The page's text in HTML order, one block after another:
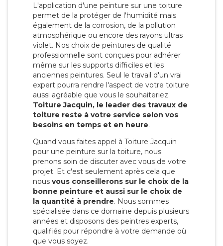
L'application d'une peinture sur une toiture
permet de la protéger de l'humidité mais
également de la corrosion, de la pollution
atmosphérique ou encore des rayons ultras
violet. Nos choix de peintures de qualité
professionnelle sont conçues pour adhérer
même sur les supports difficiles et les
anciennes peintures. Seul le travail d'un vrai
expert pourra rendre l'aspect de votre toiture
aussi agréable que vous le souhaiteriez.
Toiture Jacquin, le leader des travaux de
toiture reste à votre service selon vos
besoins en temps et en heure.
Quand vous faites appel à Toiture Jacquin
pour une peinture sur la toiture, nous
prenons soin de discuter avec vous de votre
projet. Et c'est seulement après cela que
nous vous conseillerons sur le choix de la
bonne peinture et aussi sur le choix de
la quantité à prendre. Nous sommes
spécialisée dans ce domaine depuis plusieurs
années et disposons des peintres experts,
qualifiés pour répondre à votre demande où
que vous soyez.